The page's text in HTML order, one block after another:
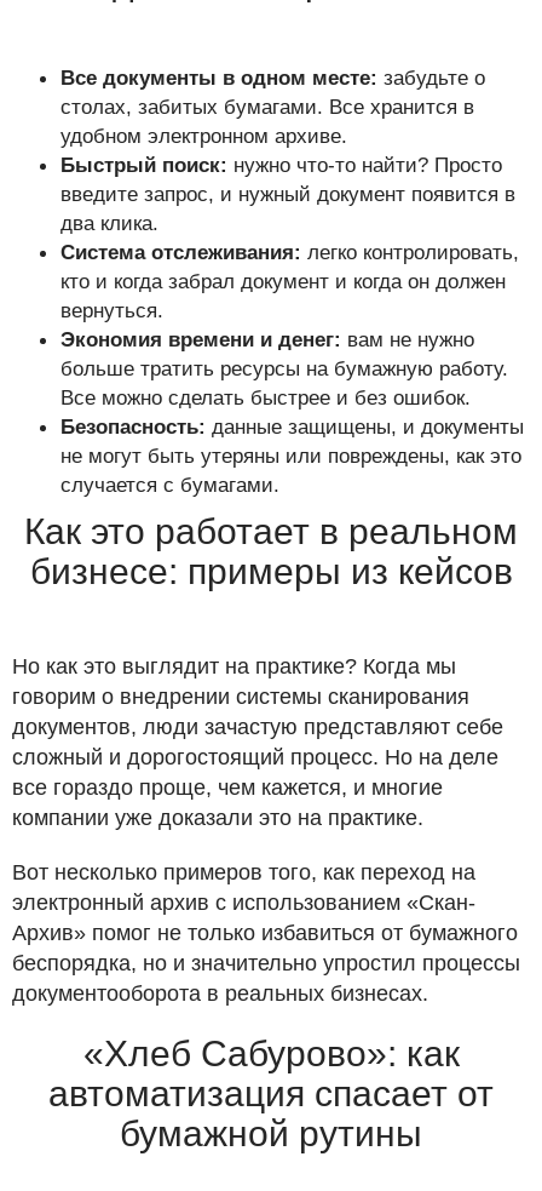
Все документы в одном месте: забудьте о
столах, забитых бумагами. Все хранится в
удобном электронном архиве.
Быстрый поиск: нужно что-то найти? Просто
введите запрос, и нужный документ появится в
два клика.
Система отслеживания: легко контролировать,
кто и когда забрал документ и когда он должен
вернуться.
Экономия времени и денег: вам не нужно
больше тратить ресурсы на бумажную работу.
Все можно сделать быстрее и без ошибок.
Безопасность: данные защищены, и документы
не могут быть утеряны или повреждены, как это
случается с бумагами.
Как это работает в реальном
бизнесе: примеры из кейсов
Но как это выглядит на практике? Когда мы
говорим о внедрении системы сканирования
документов, люди зачастую представляют себе
сложный и дорогостоящий процесс. Но на деле
все гораздо проще, чем кажется, и многие
компании уже доказали это на практике.
Вот несколько примеров того, как переход на
электронный архив с использованием «Скан-
Архив» помог не только избавиться от бумажного
беспорядка, но и значительно упростил процессы
документооборота в реальных бизнесах.
«Хлеб Сабурово»: как
автоматизация спасает от
бумажной рутины